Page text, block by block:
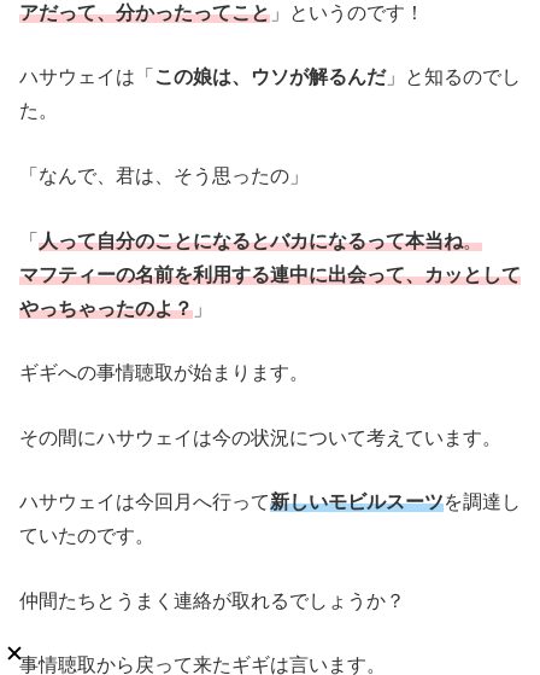
アだって、分かったってこと 」というのです！
ハサウェイは「 この娘は、ウソが解るんだ」と知るのでし
た。
「なんで、君は、そう思ったの」
「 人って自分のことになるとバカになるって本当ね。
マフティーの名前を利用する連中に出会って、カッとして
やっちゃったのよ？ 」
ギギへの事情聴取が始まります。
その間にハサウェイは今の状況について考えています。
ハサウェイは今回月へ行って新しいモビルスーツを調達し
ていたのです。
仲間たちとうまく連絡が取れるでしょうか？
事情聴取から戻って来たギギは言います。